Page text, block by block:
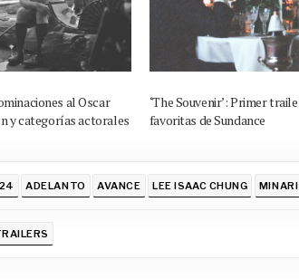
al Oscar
y categorías actorales
‘The Souvenir’: Primer
favoritas de Sundance
ADELANTO AVANCE LEE ISAAC CHUNG MINARI